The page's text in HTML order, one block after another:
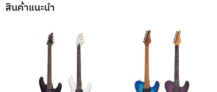
สินค้าแนะนำ